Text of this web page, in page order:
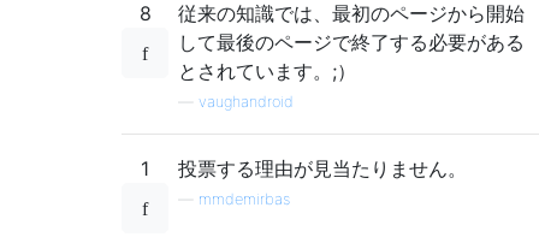
8
従来の知識では、最初のページから開始
して最後のページで終了する必要がある
とされています。;）
vaughandroid
1 投票する理由が見当たりません。
mmdemirbas